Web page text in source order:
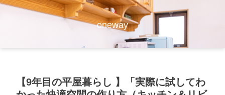
oneway
【9年目の平屋暮らし 】「実際に試してわ